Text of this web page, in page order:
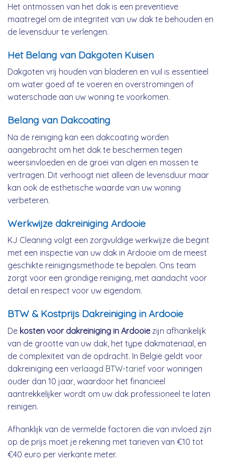
Het ontmossen van het dak is een preventieve
maatregel om de integriteit van uw dak te behouden en
de levensduur te verlengen.
Het Belang van Dakgoten Kuisen
Dakgoten vrij houden van bladeren en vuil is essentieel
om water goed af te voeren en overstromingen of
waterschade aan uw woning te voorkomen.
Belang van Dakcoating
Na de reiniging kan een dakcoating worden
aangebracht om het dak te beschermen tegen
weersinvloeden en de groei van algen en mossen te
vertragen. Dit verhoogt niet alleen de levensduur maar
kan ook de esthetische waarde van uw woning
verbeteren.
Werkwijze dakreiniging Ardooie
KJ Cleaning volgt een zorgvuldige werkwijze die begint
met een inspectie van uw dak in Ardooie om de meest
geschikte reinigingsmethode te bepalen. Ons team
zorgt voor een grondige reiniging, met aandacht voor
detail en respect voor uw eigendom.
BTW & Kostprijs Dakreiniging in Ardooie
De kosten voor dakreiniging in Ardooiezijn afhankelijk
van de grootte van uw dak, het type dakmateriaal, en
de complexiteit van de opdracht. In België geldt voor
dakreiniging een verlaagd BTW-tarief voor woningen
ouder dan 10 jaar, waardoor het financieel
aantrekkelijker wordt om uw dak professioneel te laten
reinigen.
Afhanklijk van de vermelde factoren die van invloed zijn
op de prijs moet je rekening met tarieven van €10 tot
€40 euro per vierkante meter.